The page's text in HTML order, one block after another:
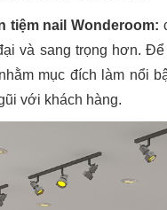
tiệm nail Wonderoom:
và sang trọng hơn.
mục đích làm nổi
với khách hàng.